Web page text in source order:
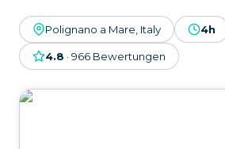
Polignano a Mare, Italy 4h
4.8 · 966 Bewertungen